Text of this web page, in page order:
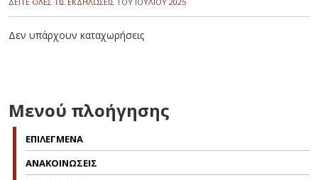
Δεν υπάρχουν καταχωρήσεις
Μενού πλοήγησης
ΕΠΙΛΕΓΜΕΝΑ
ΑΝΑΚΟΙΝΩΣΕΙΣ